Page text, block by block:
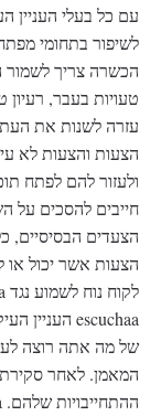
לשיפור בתחומי
הכשרה צריך לשמור
טעויות בעבר,
ולעזור להם לפתח
חייבים להסכים על
הצעות אשר יכול או
של מה אתה רוצה
המאמן. לאחר